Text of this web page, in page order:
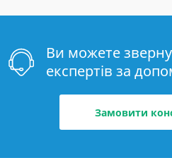
Ви можете
експертів за
Замовити